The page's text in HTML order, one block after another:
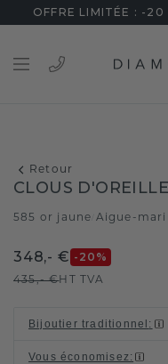
OFFRE LIMITÉE : -20
Retour
CLOUS
585 or jaune Aigue-
348,- € -20 %
435,- €HT TVA
Bijoutier traditionnel :
Vous économisez: